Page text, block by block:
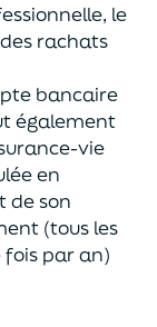
le, le
rachats
bancaire
également
vie
en
deson
(tous les
fois par an)